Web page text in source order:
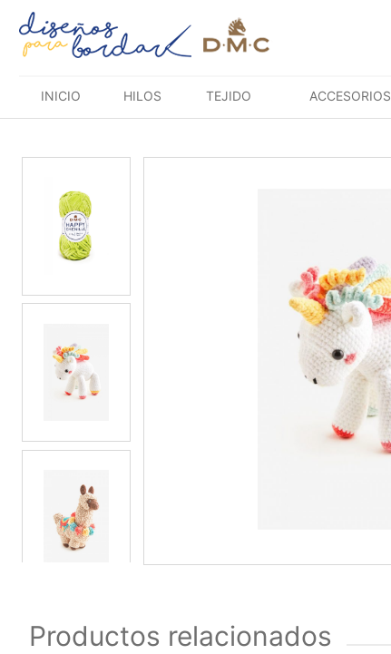
Saltar
contenido
INICIO HILOS TEJIDO ACCESORIOS
Productos relacionados